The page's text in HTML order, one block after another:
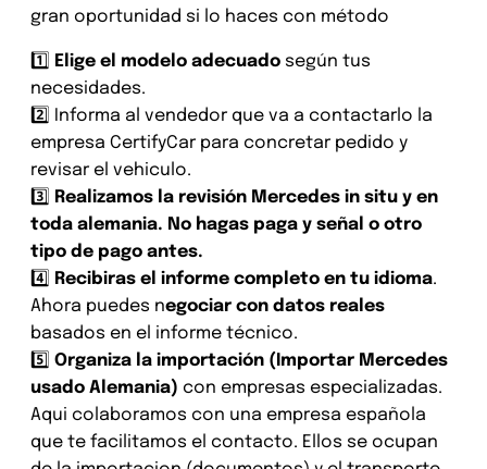
gran oportunidad si lo haces con método
1️⃣ Elige el modelo adecuado según tus
necesidades.
2️⃣ Informa al vendedor que va a contactarlo la
empresa CertifyCar para concretar pedido y
revisar el vehiculo.
3️⃣
Realizamos la revisión Mercedes in situ y en
toda alemania. No hagas paga y señal o otro
tipo de pago antes.
4️⃣
Recibiras el informe completo en tu idioma.
Ahora puedes negociar con datos reales
basados en el informe técnico.
5️⃣ Organiza la importación (Importar Mercedes
usado Alemania) con empresas especializadas.
Aqui colaboramos con una empresa española
que te facilitamos el contacto. Ellos se ocupan